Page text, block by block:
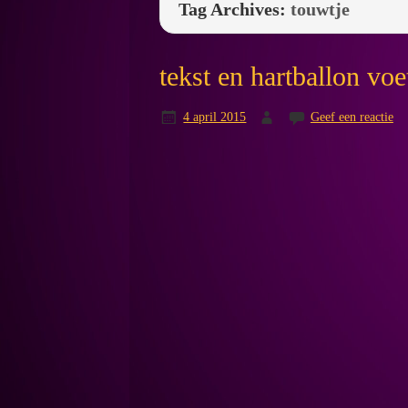
Tag Archives:touwtje
tekst en hartballon
4 april 2015 Geef een reactie